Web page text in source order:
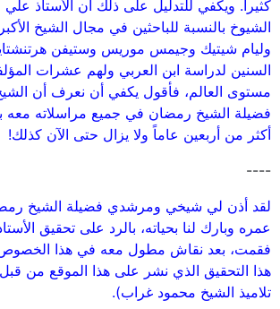
كثيراً. ويكفي للتدليل على ذلك أن الأستاذ
الشيوخ بالنسبة للباحثين في مجال الشيخ
وليام شيتيك وجيمس موريس وستيفن
السنين لدراسة ابن العربي ولهم عشرات
مستوى العالم، فأقول يكفي أن نعرف أن
فضيلة الشيخ رمضان في جميع مراسلاته
أكثر من أربعين عاماً ولا يزال حتى الآن كذلك!
----
لقد أذن لي شيخي ومرشدي فضيلة الشيخ
عمره وبارك لنا بحياته، بالرد على تحقيق
فقمت، بعد نقاش مطول معه في هذا الخصوص،
هذا التحقيق الذي نشر على هذا الموقع من
تلاميذ الشيخ محمود غراب).